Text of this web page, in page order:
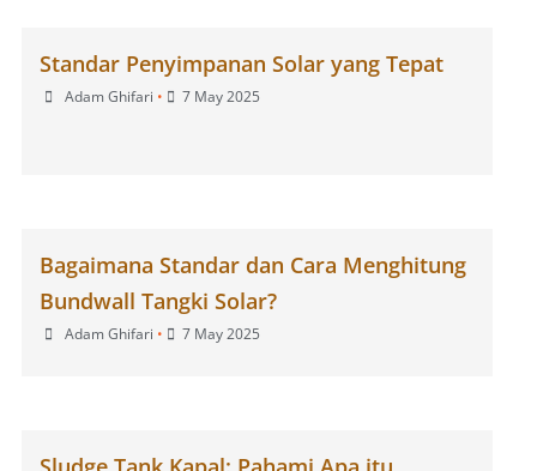
Standar Penyimpanan Solar yang Tepat
Adam Ghifari • 7 May 2025
Bagaimana Standar dan Cara Menghitung
Bundwall Tangki Solar?
Adam Ghifari • 7 May 2025